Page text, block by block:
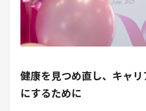
健康を見つめ直し、キャ
にするために